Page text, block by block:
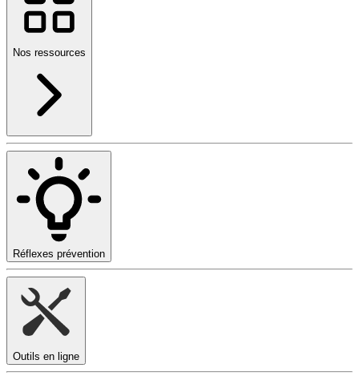
Nos ressources
Réflexes prévention
Outils en ligne